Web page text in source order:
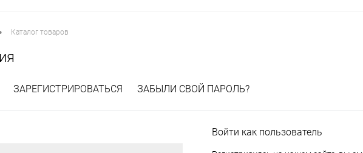
Каталог товаров
ЗАРЕГИСТРИРОВАТЬСЯ ЗАБЫЛИ СВОЙ ПАРОЛЬ?
Войти как пользователь